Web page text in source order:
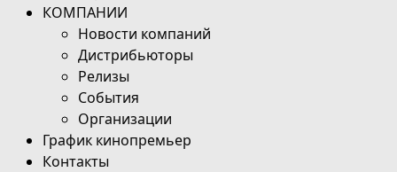
КОМПАНИИ
Новости компаний
Дистрибьюторы
Релизы
События
Организации
График кинопремьер
Контакты